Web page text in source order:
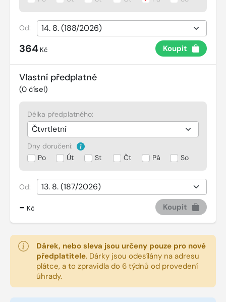
Od:
364 Kč Koupit
Vlastní předplatné
(0 čísel)
Délka předplatného:
Dny doručení:
Po
Út St Čt Pá So
Od:
- Kč Koupit
Dárek, nebo sleva jsou určeny pouze pro nové
předplatitele. Dárky jsou odesílány na adresu
plátce, a to zpravidla do 6 týdnů od provedení
úhrady.